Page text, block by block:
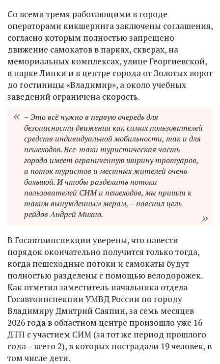
Со всеми тремя работающими в городе
операторами кикшеринга заключены соглашения,
согласно которым полностью запрещено
движение самокатов в парках, скверах, на
мемориальных комплексах, улице Георгиевской,
в парке Липки и в центре города от Золотых ворот
до гостиницы «Владимир», а около учебных
заведений ограничена скорость.
– Это всё нужно в первую очередь для
безопасности движения как самих пользователей
средств индивидуальной мобильности, так и для
пешеходов. Все-таки туристическая часть
города имеет ограниченную ширину тротуаров,
а поток туристов и местных жителей очень
большой. И чтобы разделить потоки
пользователей СИМ и пешеходов, мы пришли к
таким вынужденным мерам, – пояснил цель
рейдов Андрей Михно.
В Госавтоинспекции уверены, что навести
порядок окончательно получится только тогда,
когда пешеходные потоки и самокаты будут
полностью разделены с помощью велодорожек.
Как отметил заместитель начальника отдела
Госавтоинспекции УМВД России по городу
Владимиру Дмитрий Саяпин, за семь месяцев
2026 года в областном центре произошло уже 16
ДТП с участием СИМ (за тот же период прошлого
года – всего 2), в которых пострадали 19 человек, в
том числе дети.